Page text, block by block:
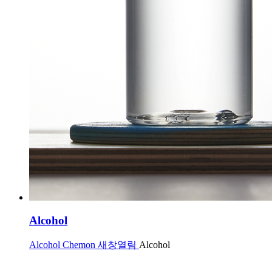
Alcohol
Alcohol Chemon 새창열림 Alcohol